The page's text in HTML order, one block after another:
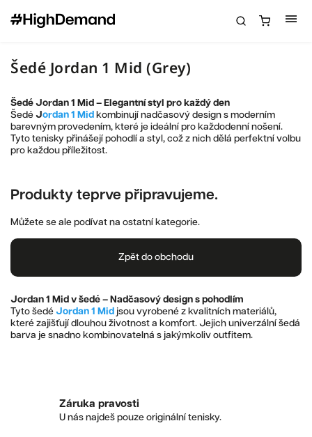
Šedé Jordan 1 Mid (Grey)
Šedé Jordan 1 Mid – Elegantní styl pro každý den
Šedé Jordan 1 Mid kombinují nadčasový design s moderním
barevným provedením, které je ideální pro každodenní nošení.
Tyto tenisky přinášejí pohodlí a styl, což z nich dělá perfektní volbu
pro každou příležitost.
Produkty teprve připravujeme.
Můžete se ale podívat na ostatní kategorie.
Zpět do obchodu
Jordan 1 Mid v šedé – Nadčasový design s pohodlím
Tyto šedé Jordan 1 Mid jsou vyrobené z kvalitních materiálů,
které zajišťují dlouhou životnost a komfort. Jejich univerzální šedá
barva je snadno kombinovatelná s jakýmkoliv outfitem.
Záruka pravosti
U nás najdeš pouze originální tenisky.